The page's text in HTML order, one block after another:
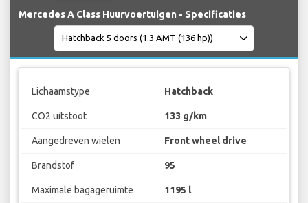
Mercedes A Class Huurvoertuigen - Specificaties
Lichaamstype Hatchback
CO2 uitstoot 133 g/km
Aangedreven wielen Front wheel drive
Brandstof 95
Maximale bagageruimte 1195 l